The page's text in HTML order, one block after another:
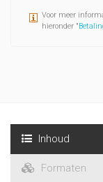
Voor meer
hieronder "
Inhoud
Formaten